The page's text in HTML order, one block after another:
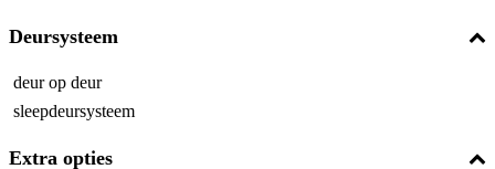
Deursysteem
deur op deur
sleepdeursysteem
Extra opties